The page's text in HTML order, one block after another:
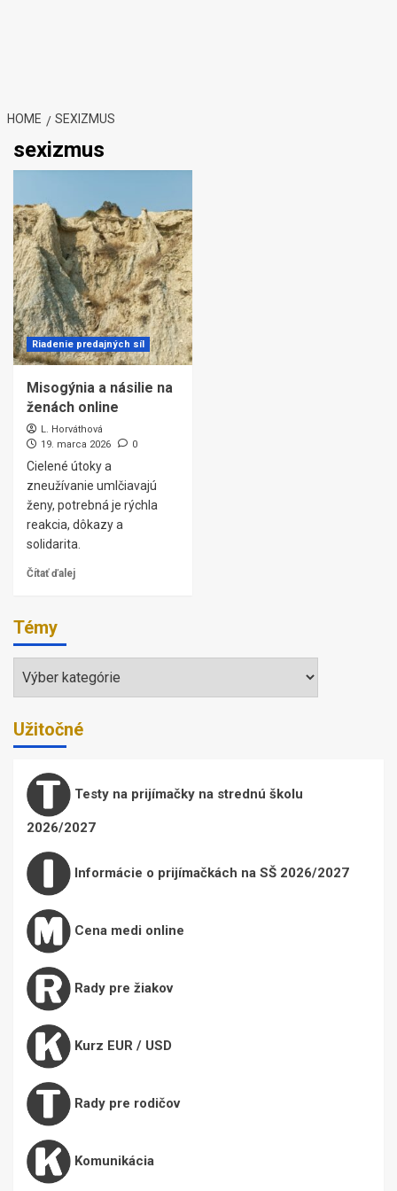
HOME SEXIZMUS
sexizmus
Riadenie predajných síl
Misogýnia a násilie na
ženách online
L. Horváthová
19. marca 2026
0
Cielené útoky a
zneužívanie umlčiavajú
ženy, potrebná je rýchla
reakcia, dôkazy a
solidarita.
Čítať ďalej
Témy
Témy
Užitočné
Testy na prijímačky na strednú školu
2026/2027
Informácie o prijímačkách na SŠ 2026/2027
Cena medi online
Rady pre žiakov
Kurz EUR / USD
Rady pre rodičov
Komunikácia